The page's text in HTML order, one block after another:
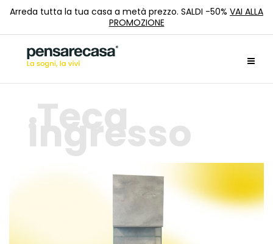
Arreda tutta la tua casa a metà prezzo. SALDI -50% VAI ALLA
PROMOZIONE
Teca
ingresso